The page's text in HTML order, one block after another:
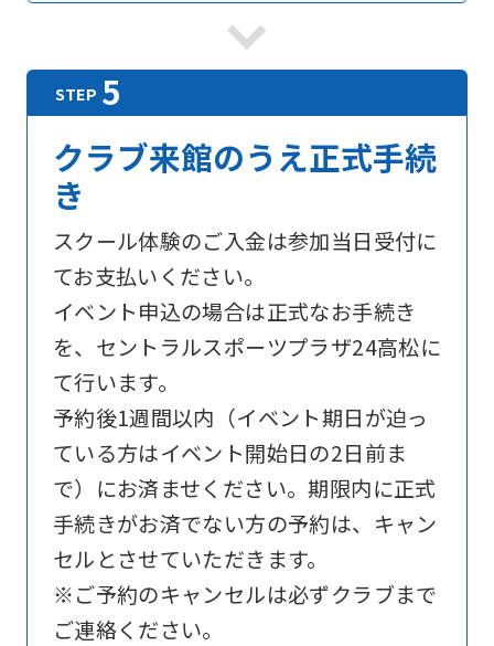
クラブ来館のうえ正式手続
き
スクール体験のご入金は参加当日受付に
てお支払いください。
イベント申込の場合は正式なお手続き
を、セントラルスポーツプラザ24高松に
て行います。
予約後1週間以内（イベント期日が迫っ
ている方はイベント開始日の2日前ま
で）にお済ませください。期限内に正式
手続きがお済でない方の予約は、キャン
セルとさせていただきます。
※ご予約のキャンセルは必ずクラブまで
ご連絡ください。